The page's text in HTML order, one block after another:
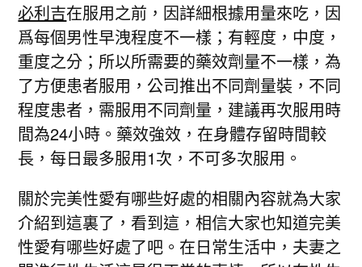
必利吉在服用之前，因詳細根據用量來吃，因
爲每個男性早洩程度不一樣；有輕度，中度，
重度之分；所以所需要的藥效劑量不一樣，為
了方便患者服用，公司推出不同劑量裝，不同
程度患者，需服用不同劑量，建議再次服用時
間為24小時。藥效強效，在身體存留時間較
長，每日最多服用1次，不可多次服用。
關於完美性愛有哪些好處的相關內容就為大家
介紹到這裏了，看到這，相信大家也知道完美
性愛有哪些好處了吧。在日常生活中，夫妻之